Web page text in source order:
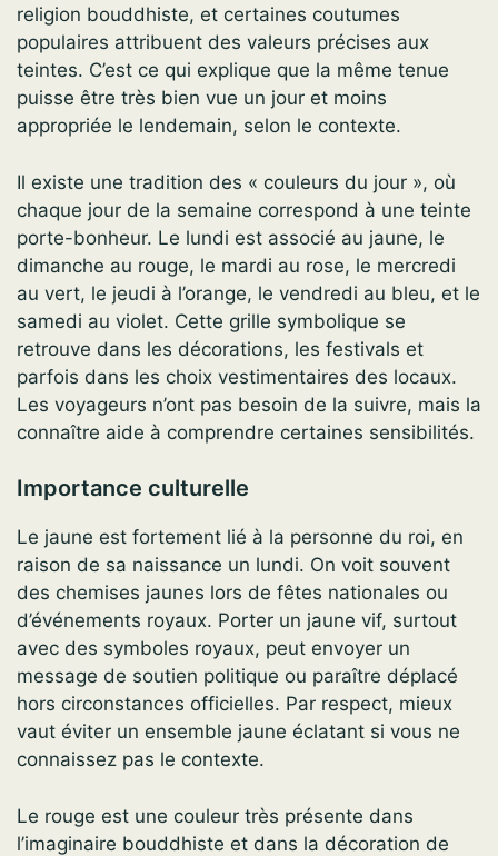
religion bouddhiste, et certaines coutumes
populaires attribuent des valeurs précises aux
teintes. C’est ce qui explique que la même tenue
puisse être très bien vue un jour et moins
appropriée le lendemain, selon le contexte.
Il existe une tradition des « couleurs du jour », où
chaque jour de la semaine correspond à une teinte
porte-bonheur. Le lundi est associé au jaune, le
dimanche au rouge, le mardi au rose, le mercredi
au vert, le jeudi à l’orange, le vendredi au bleu, et le
samedi au violet. Cette grille symbolique se
retrouve dans les décorations, les festivals et
parfois dans les choix vestimentaires des locaux.
Les voyageurs n’ont pas besoin de la suivre, mais la
connaître aide à comprendre certaines sensibilités.
Importance culturelle
Le jaune est fortement lié à la personne du roi, en
raison de sa naissance un lundi. On voit souvent
des chemises jaunes lors de fêtes nationales ou
d’événements royaux. Porter un jaune vif, surtout
avec des symboles royaux, peut envoyer un
message de soutien politique ou paraître déplacé
hors circonstances officielles. Par respect, mieux
vaut éviter un ensemble jaune éclatant si vous ne
connaissez pas le contexte.
Le rouge est une couleur très présente dans
l’imaginaire bouddhiste et dans la décoration de